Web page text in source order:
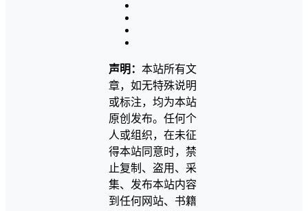
声明： 本站所有文
章，如无特殊说明
或标注，均为本站
原创发布。任何个
人或组织，在未征
得本站同意时，禁
止复制、盗用、采
集、发布本站内容
到任何网站、书籍